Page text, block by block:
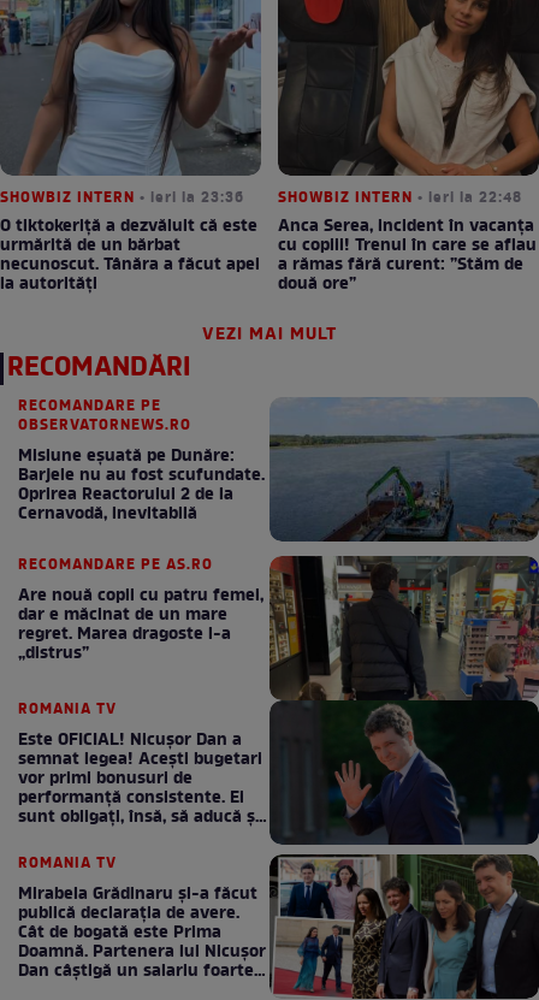
SHOWBIZ INTERN • ieri la 23:36
O tiktokeriță a dezvăluit că este
urmărită de un bărbat
necunoscut. Tânăra a făcut apel
la autorități
SHOWBIZ INTERN • ieri la 22:48
Anca Serea, incident în vacanța
cu copiii! Trenul în care se aflau
a rămas fără curent: ”Stăm de
două ore”
VEZI MAI MULT
RECOMANDĂRI
RECOMANDARE PE
OBSERVATORNEWS.RO
Misiune eșuată pe Dunăre:
Barjele nu au fost scufundate.
Oprirea Reactorului 2 de la
Cernavodă, inevitabilă
RECOMANDARE PE AS.RO
Are nouă copii cu patru femei,
dar e măcinat de un mare
regret. Marea dragoste l-a
„distrus”
ROMANIA TV
Este OFICIAL! Nicușor Dan a
semnat legea! Acești bugetari
vor primi bonusuri de
performanță consistente. Ei
sunt obligați, însă, să aducă și
ROMANIA TV
Mirabela Grădinaru și-a făcut
publică declarația de avere.
Cât de bogată este Prima
Doamnă. Partenera lui Nicușor
Dan câștigă un salariu foarte